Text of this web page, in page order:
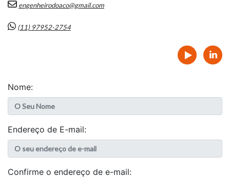
engenheirodoaco@gmail.com
(11) 97952-2754
Nome:
Endereço de E-mail:
Confirme o endereço de e-mail: